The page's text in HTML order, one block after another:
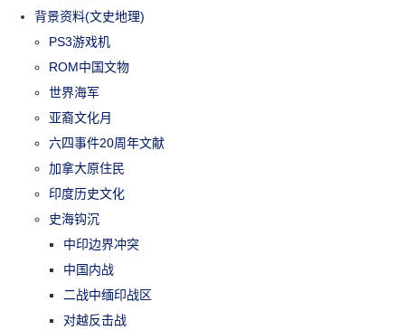
背景资料(文史地理)
PS3游戏机
ROM中国文物
世界海军
亚裔文化月
六四事件20周年文献
加拿大原住民
印度历史文化
史海钩沉
中印边界冲突
中国内战
二战中缅印战区
对越反击战